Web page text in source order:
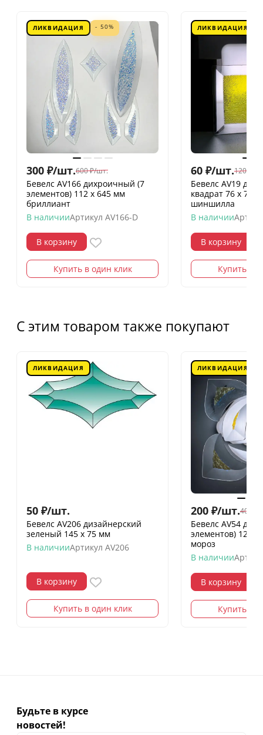
ЛИКВИДАЦИЯ - 50%
300 ₽/шт.600 ₽/шт.
Бевелс AV166 дихроичный (7
элементов) 112 х 645 мм
бриллиант
В наличииАртикул AV166-D
В корзину
Купить в один клик
ЛИКВИДАЦИЯ
60 ₽/шт.120
Бевелс AV19
квадрат 76 х 76
шиншилла
В наличии
В корзину
Купить в
С этим товаром также покупают
ЛИКВИДАЦИЯ
50 ₽/шт.
Бевелс AV206 дизайнерский
зеленый 145 х 75 мм
В наличииАртикул AV206
В корзину
Купить в один клик
ЛИКВИДАЦИЯ
200 ₽/шт.400
Бевелс AV54
элементов) 126
мороз
В наличии
В корзину
Купить в
Будьте в курсе
новостей!